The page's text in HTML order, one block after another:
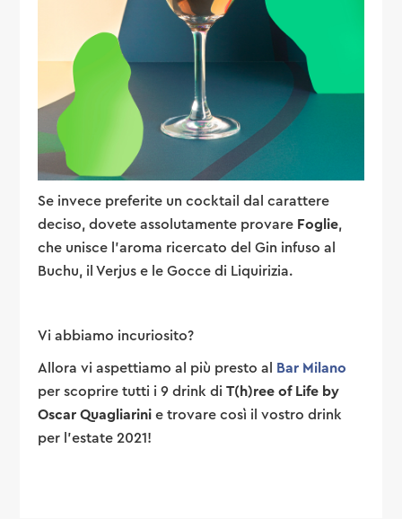
Se invece preferite un cocktail dal carattere
deciso, dovete assolutamente provare Foglie,
che unisce l’aroma ricercato del Gin infuso al
Buchu, il Verjus e le Gocce di Liquirizia.
Vi abbiamo incuriosito?
Allora vi aspettiamo al più presto al Bar Milano
per scoprire tutti i 9 drink diT(h)ree of Life by
Oscar Quagliarini e trovare così il vostro drink
per l’estate 2021!